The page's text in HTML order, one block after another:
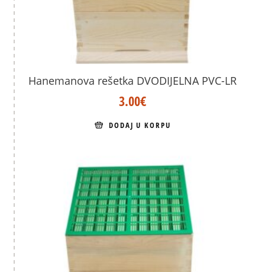
Hanemanova rešetka DVODIJELNA PVC-LR
3.00€
DODAJ U KORPU